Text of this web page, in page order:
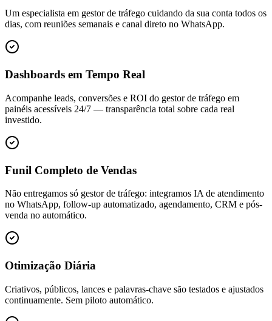
Um especialista em gestor de tráfego cuidando da sua conta todos os
dias, com reuniões semanais e canal direto no WhatsApp.
Dashboards em Tempo Real
Acompanhe leads, conversões e ROI do gestor de tráfego em
painéis acessíveis 24/7 — transparência total sobre cada real
investido.
Funil Completo de Vendas
Não entregamos só gestor de tráfego: integramos IA de atendimento
no WhatsApp, follow-up automatizado, agendamento, CRM e pós-
venda no automático.
Otimização Diária
Criativos, públicos, lances e palavras-chave são testados e ajustados
continuamente. Sem piloto automático.